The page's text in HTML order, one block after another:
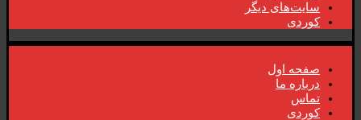
سایت‌های دیگر
کوردی
صفحە اول
دربارە ما
تماس
کوردی